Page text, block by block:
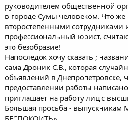
руководителем общественной
в городе Сумы человеком. Что же
второстепенными сотрудниками
профессиональный юрист,
это безобразие!
Напоследок хочу сказать ;
сама Дроник С.В., которая
объявлений в Днепропетровске,
предоставлении работы
приглашает на работу лиц с
Большая просьба - выпускникам
БЕСПОКОИТЬ»